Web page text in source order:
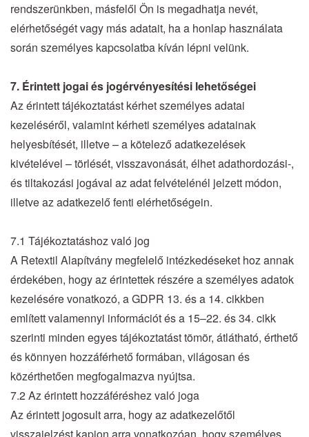
rendszerünkben, másfelől Ön is megadhatja nevét,
elérhetőségét vagy más adatait, ha a honlap használata
során személyes kapcsolatba kíván lépni velünk.
7. Érintett jogai és jogérvényesítési lehetőségei
Az érintett tájékoztatást kérhet személyes adatai
kezeléséről, valamint kérheti személyes adatainak
helyesbítését, illetve – a kötelező adatkezelések
kivételével – törlését, visszavonását, élhet adathordozási-,
és tiltakozási jogával az adat felvételénél jelzett módon,
illetve az adatkezelő fenti elérhetőségein.
7.1 Tájékoztatáshoz való jog
A Retextil Alapítvány megfelelő intézkedéseket hoz annak
érdekében, hogy az érintettek részére a személyes adatok
kezelésére vonatkozó, a GDPR 13. és a 14. cikkben
említett valamennyi információt és a 15–22. és 34. cikk
szerinti minden egyes tájékoztatást tömör, átlátható, érthető
és könnyen hozzáférhető formában, világosan és
közérthetően megfogalmazva nyújtsa.
7.2 Az érintett hozzáféréshez való joga
Az érintett jogosult arra, hogy az adatkezelőtől